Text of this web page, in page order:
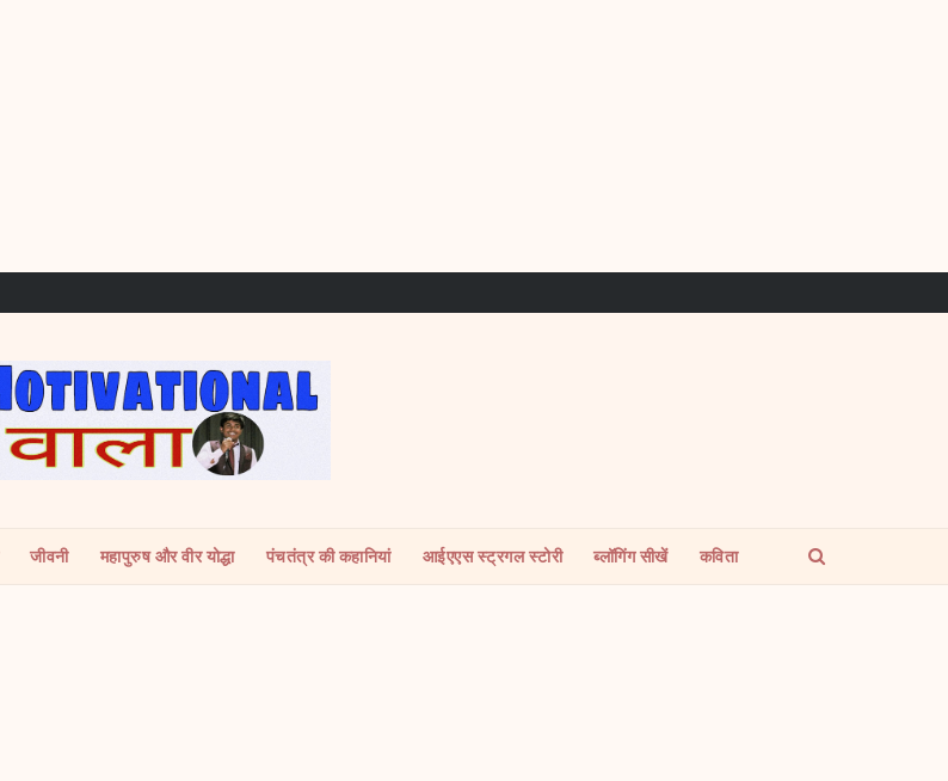
जीवनी महापुरुष और वीर योद्धा पंचतंत्र की कहानियां आईएएस स्ट्रगल स्टोरी ब्लॉगिंग सीखें कविता